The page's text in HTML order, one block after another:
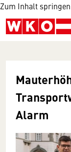
Zum Inhalt springen
Alarm